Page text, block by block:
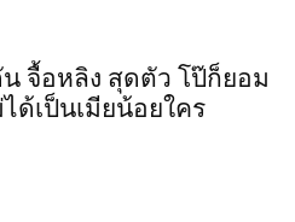
จื้อหลิง สุดตัว โป๊ก็ยอม
ด้เป็นเมียน้อยใคร